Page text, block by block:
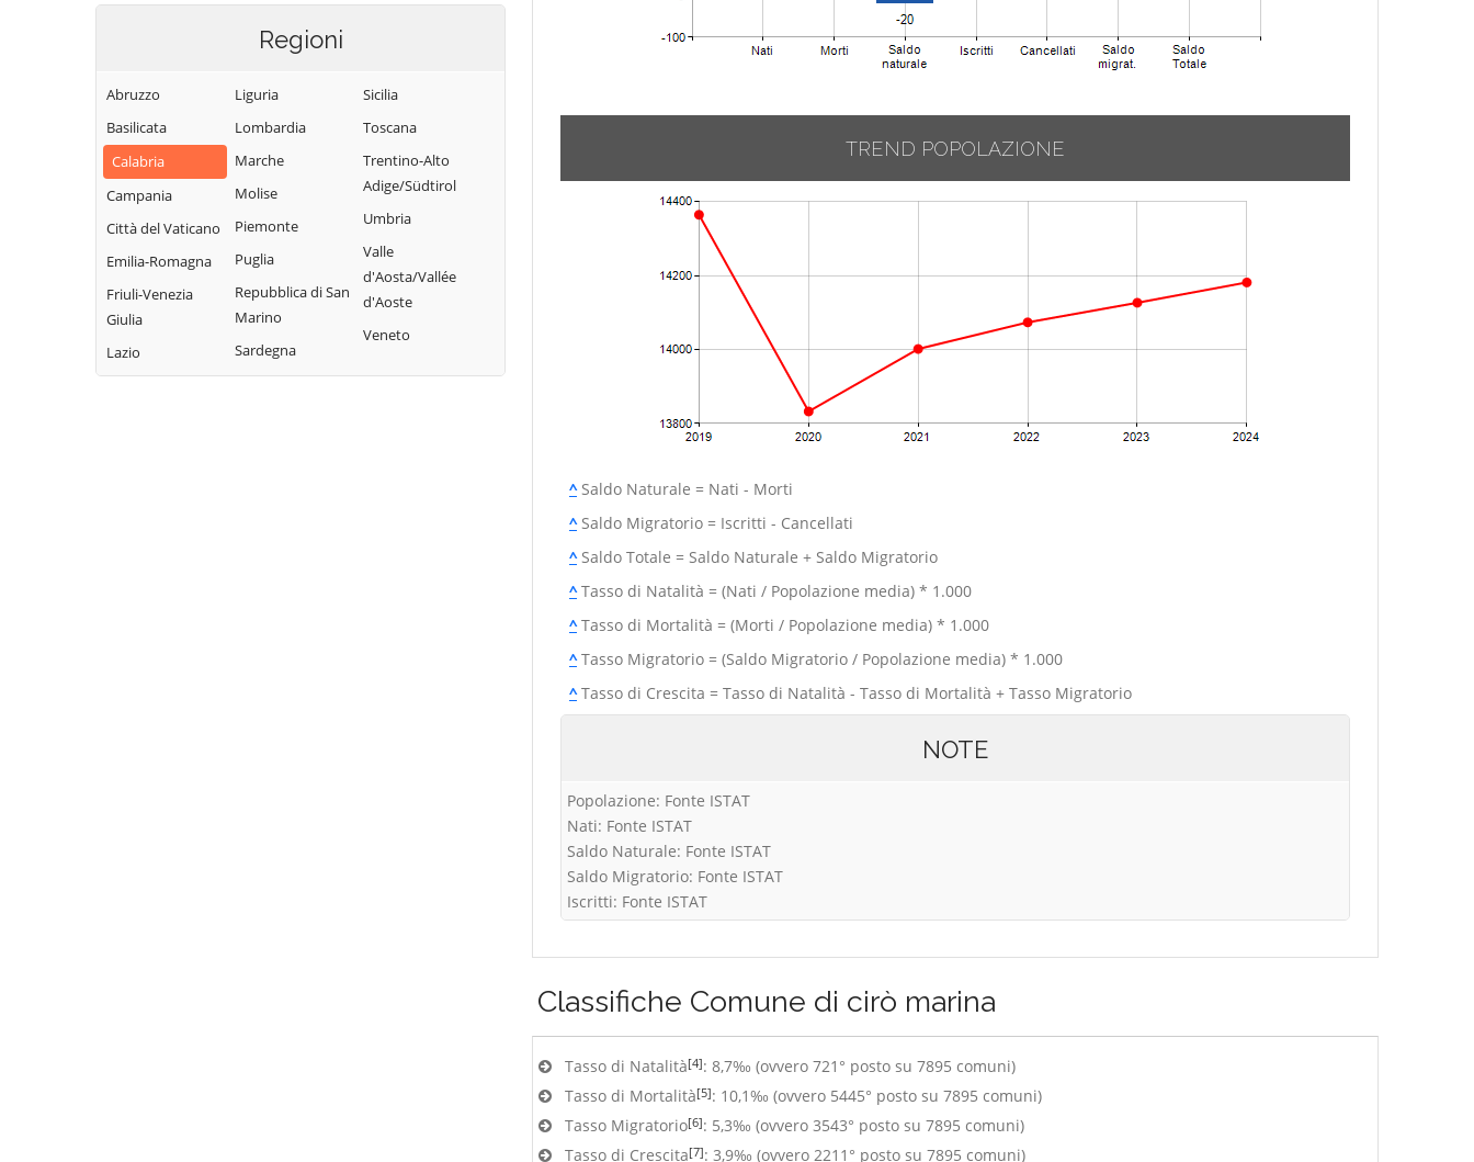
Regioni
Abruzzo
Basilicata
Calabria
Campania
Città del Vaticano
Emilia-Romagna
Friuli-Venezia
Giulia
Lazio
Liguria
Lombardia
Marche
Molise
Piemonte
Puglia
Repubblica di San
Marino
Sardegna
Sicilia
Toscana
Trentino-Alto
Adige/Südtirol
Umbria
Valle
d'Aosta/Vallée
d'Aoste
Veneto
TREND POPOLAZIONE
^Saldo Naturale = Nati - Morti
^Saldo Migratorio = Iscritti - Cancellati
^Saldo Totale = Saldo Naturale + Saldo Migratorio
^Tasso di Natalità = (Nati / Popolazione media) * 1.000
^Tasso di Mortalità = (Morti / Popolazione media) * 1.000
^Tasso Migratorio = (Saldo Migratorio / Popolazione media) * 1.000
^Tasso di Crescita = Tasso di Natalità - Tasso di Mortalità + Tasso Migratorio
NOTE
Popolazione: Fonte ISTAT
Nati: Fonte ISTAT
Saldo Naturale: Fonte ISTAT
Saldo Migratorio: Fonte ISTAT
Iscritti: Fonte ISTAT
Classifiche Comune di cirò marina
Tasso di Natalità[4]: 8,7‰ (ovvero 721° posto su 7895 comuni)
Tasso di Mortalità[5]: 10,1‰ (ovvero 5445° posto su 7895 comuni)
Tasso Migratorio[6]: 5,3‰ (ovvero 3543° posto su 7895 comuni)
Tasso di Crescita[7]: 3,9‰ (ovvero 2211° posto su 7895 comuni)